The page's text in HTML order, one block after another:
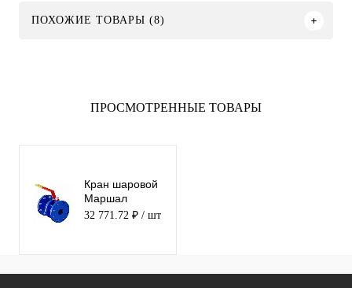
ПОХОЖИЕ ТОВАРЫ (8)
ПРОСМОТРЕННЫЕ ТОВАРЫ
Кран шаровой
Маршал
11с67п СФ
32 771.72 ₽ / шт